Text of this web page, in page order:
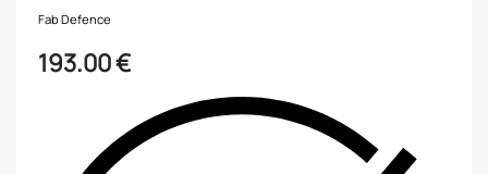
Fab Defence
193.00€